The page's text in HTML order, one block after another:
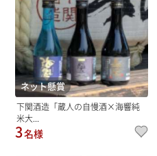
ネット懸賞
下関酒造「蔵人の自慢酒×海響純
米大...
3名様